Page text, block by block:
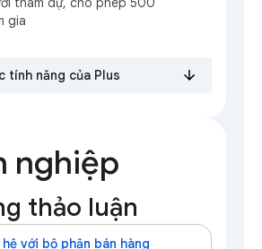
gia
tính năng của Plus
nghiệp
thảo luận
với bộ phận bán hàng